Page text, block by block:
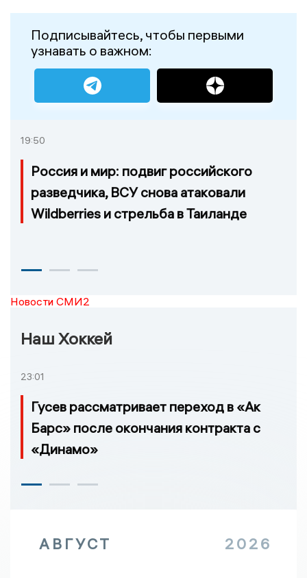
Подписывайтесь, чтобы первыми
узнавать о важном:
19:50
Россия и мир: подвиг российского
разведчика, ВСУ снова атаковали
Wildberries и стрельба в Таиланде
Новости СМИ2
Наш Хоккей
23:01
Гусев рассматривает переход в «Ак
Барс» после окончания контракта с
«Динамо»
АВГУСТ 2026